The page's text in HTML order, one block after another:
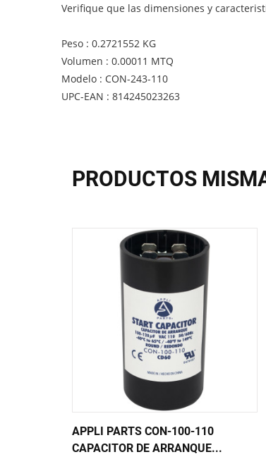
Verifique que las dimensiones y
Peso : 0.2721552 KG
Volumen : 0.00011 MTQ
Modelo : CON-243-110
UPC-EAN : 814245023263
PRODUCTOS
APPLI PARTS CON-100-110
CAPACITOR DE ARRANQUE...